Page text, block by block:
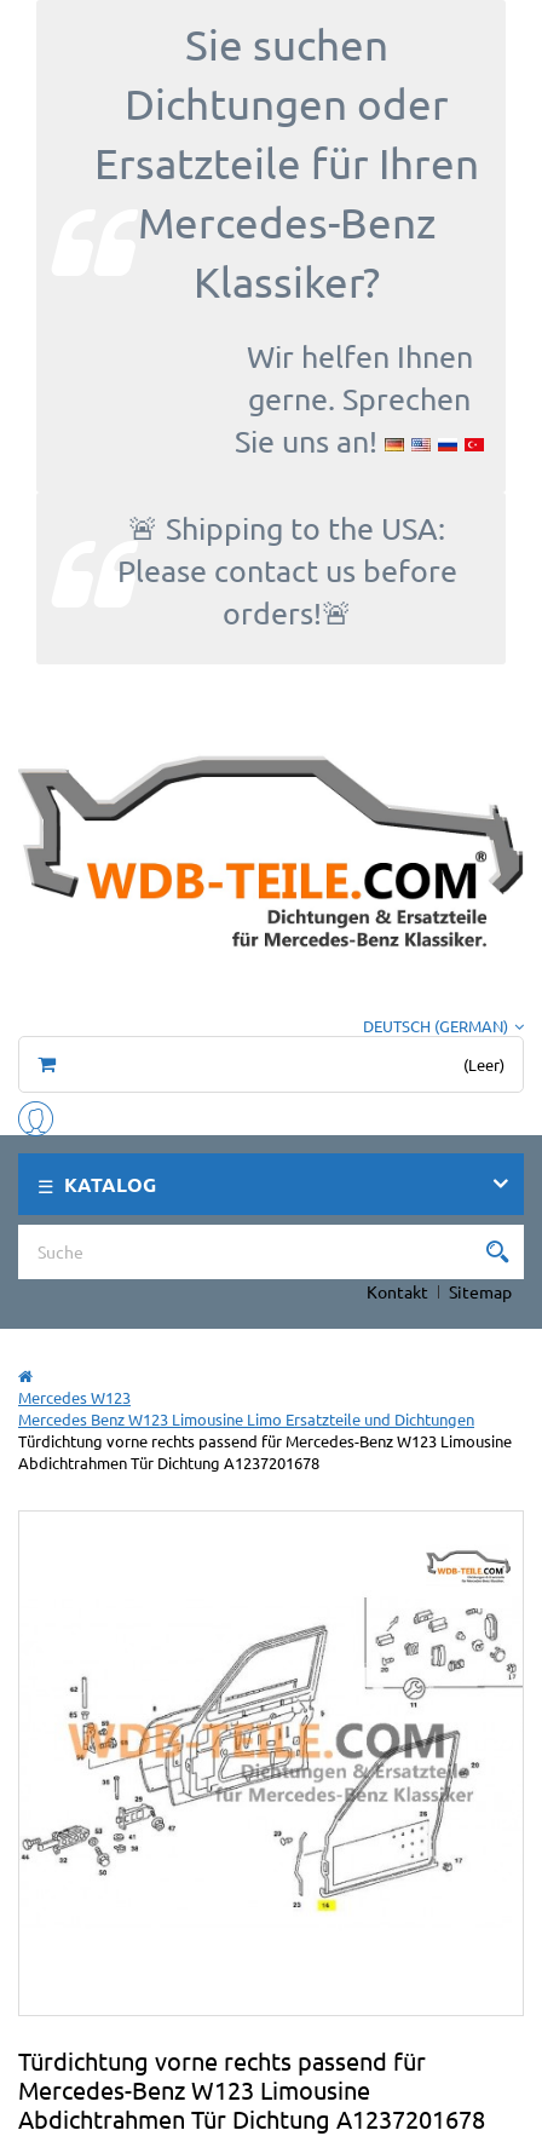
Sie suchen
Dichtungen oder
Ersatzteile für Ihren
Mercedes-Benz
Klassiker?
Wir helfen Ihnen
gerne. Sprechen
Sie uns an!
🚨 Shipping to the USA:
Please contact us before
orders!🚨
DEUTSCH (GERMAN)
(Leer)
KATALOG
Kontakt Sitemap
Mercedes W123
Mercedes Benz W123 Limousine Limo Ersatzteile und Dichtungen
Türdichtung vorne rechts passend für Mercedes-Benz W123 Limousine
Abdichtrahmen Tür Dichtung A1237201678
Türdichtung vorne rechts passend für
Mercedes-Benz W123 Limousine
Abdichtrahmen Tür Dichtung A1237201678